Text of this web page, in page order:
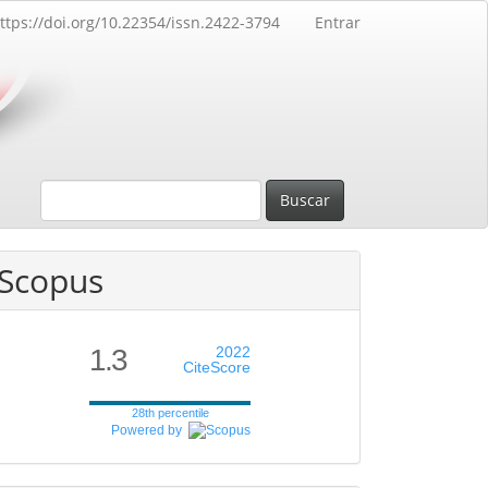
doi.org/10.22354/issn.2422-3794 Entrar
Buscar
1.3
2022
CiteScore
28th percentile
Powered by